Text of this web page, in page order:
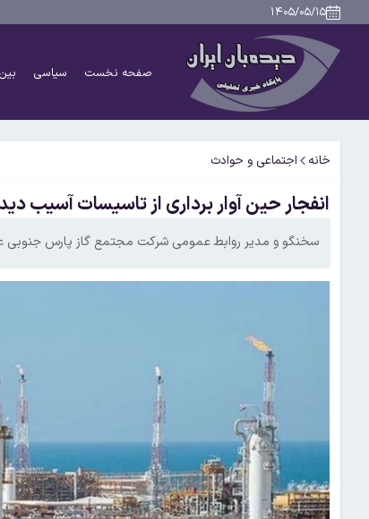
۱۴۰۵/۰۵/۱۵
صفحه نخست سیاسی
خانه اجتماعی و حوادث
انفجار حین آوار برداری از تاسیسات آسیب
سخنگو و مدیر روابط عمومی شرکت مجتمع گاز پارس جنوبی